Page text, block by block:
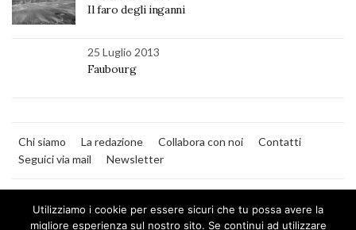
Il faro degli inganni
25 Luglio 2013
Faubourg
Chi siamo La redazione Collabora con noi
Contatti
Seguici via mail
Newsletter
Utilizziamo i cookie per essere sicuri che tu possa avere la
migliore esperienza sul nostro sito. Se continui ad utilizzare